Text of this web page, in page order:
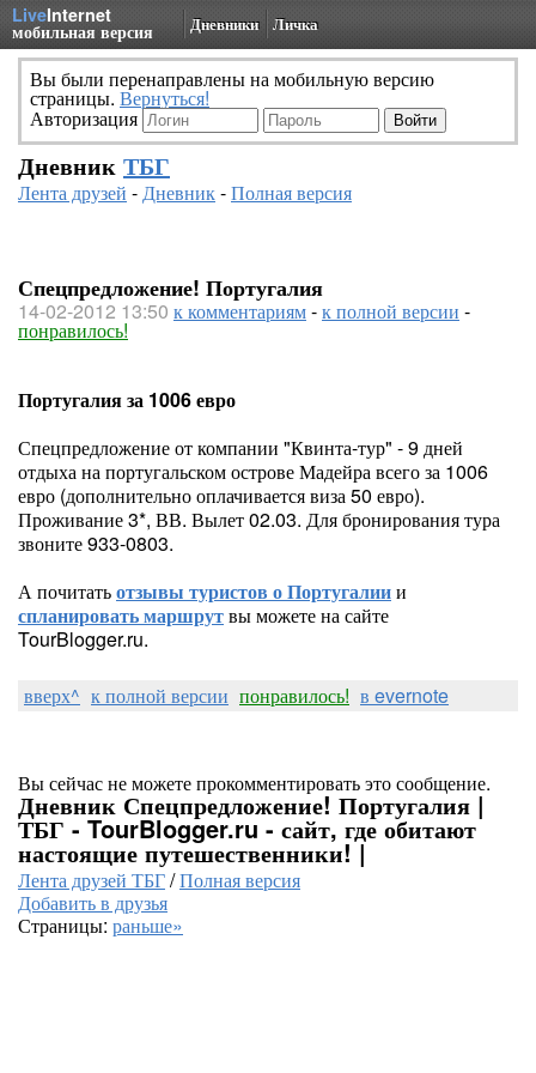
LiveInternet
мобильная версия Дневники Личка
Вы были перенаправлены на мобильную версию
страницы. Вернуться!
Авторизация
Дневник ТБГ
Лента друзей -Дневник-Полная версия
Спецпредложение! Португалия
14-02-2012 13:50 к комментариям-к полной версии -
понравилось!
Португалия за 1006 евро
Спецпредложение от компании "Квинта-тур" - 9 дней
отдыха на португальском острове Мадейра всего за 1006
евро (дополнительно оплачивается виза 50 евро).
Проживание 3*, ВВ. Вылет 02.03. Для бронирования тура
звоните 933-0803.
А почитатьотзывы туристов о Португалиии
спланировать маршрутвы можете на сайте
TourBlogger.ru.
вверх^ к полной версии понравилось! в evernote
Вы сейчас не можете прокомментировать это сообщение.
Дневник Спецпредложение! Португалия |
ТБГ - TourBlogger.ru - сайт, где обитают
настоящие путешественники! |
Лента друзей ТБГ/Полная версия
Добавить в друзья
Страницы: раньше»